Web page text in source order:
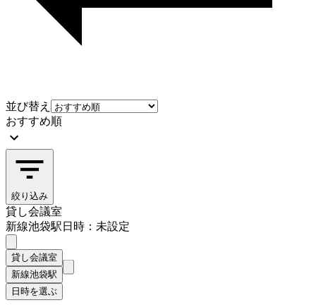
並び替え
おすすめ順
絞り込み
貸し会議室
新線池袋駅日時：未設定
貸し会議室
新線池袋駅
日時を選ぶ